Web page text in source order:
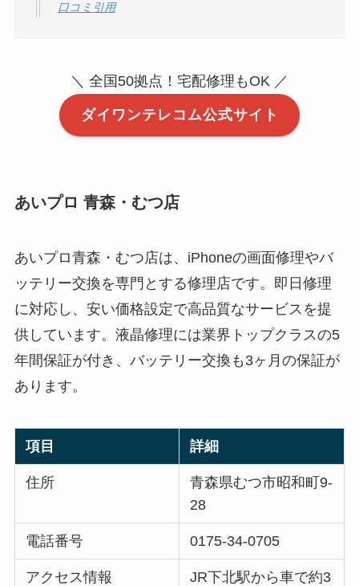
口コミ引用
＼ 全国50拠点！宅配修理もOK ／
ダイワンテレコム公式サイト
あいプロ 青森・むつ店
あいプロ青森・むつ店は、iPhoneの画面修理やバ
ッテリー交換を専門とする修理店です。即日修理
に対応し、安い価格設定で高品質なサービスを提
供しています。液晶修理には業界トップクラスの5
年間保証が付き、バッテリー交換も3ヶ月の保証が
あります。
項目 詳細
住所
青森県むつ市昭和町9-
28
電話番号 0175-34-0705
アクセス情報
JR下北駅から車で約3